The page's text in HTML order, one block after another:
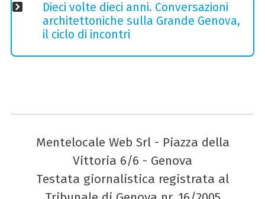
Dieci volte dieci anni. Conversazioni
architettoniche sulla Grande Genova,
il ciclo di incontri
Mentelocale Web Srl - Piazza della
Vittoria 6/6 - Genova
Testata giornalistica registrata al